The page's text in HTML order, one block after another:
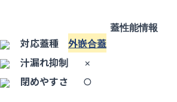
蓋性能情報
対応蓋種 外嵌合蓋
汁漏れ抑制
×
閉めやすさ
○